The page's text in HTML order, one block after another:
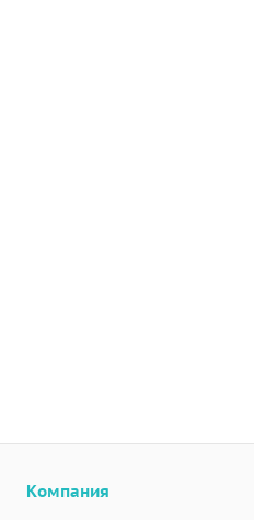
Компания